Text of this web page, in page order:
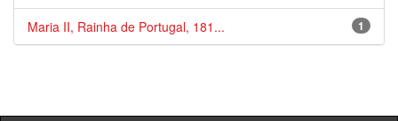
1
Maria II, Rainha de Portugal, 181...